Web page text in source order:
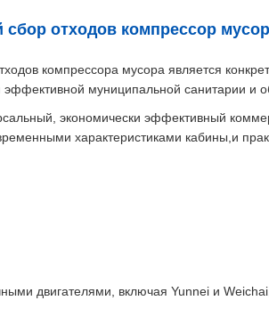
отходов компрессор
компрессора мусора является
эффективной муниципальной санитарии и
экономически эффективный
характеристиками кабины,и
двигателями, включая Yunnei и